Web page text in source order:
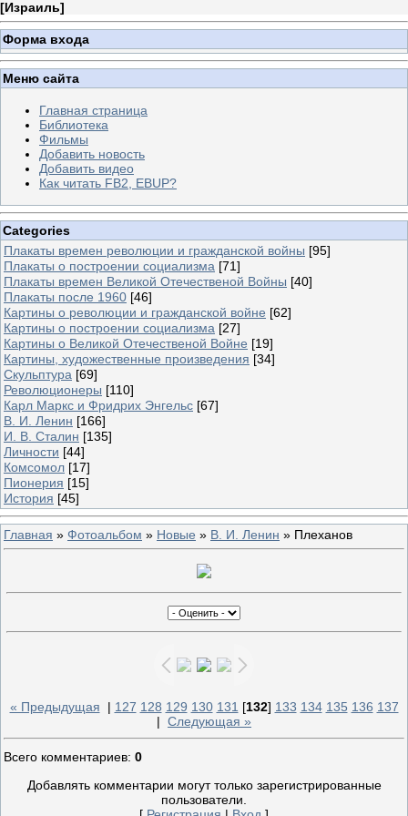
[Израиль]
Форма входа
Меню сайта
Главная страница
Библиотека
Фильмы
Добавить новость
Добавить видео
Как читать FB2, EBUP?
Categories
Плакаты времен революции и гражданской войны [95]
Плакаты о построении социализма [71]
Плакаты времен Великой Отечественой Войны [40]
Плакаты после 1960 [46]
Картины о революции и гражданской войне [62]
Картины о построении социализма [27]
Картины о Великой Отечественой Войне [19]
Картины, художественные произведения [34]
Скульптура [69]
Революционеры [110]
Карл Маркс и Фридрих Энгельс [67]
В. И. Ленин [166]
И. В. Сталин [135]
Личности [44]
Комсомол [17]
Пионерия [15]
История [45]
Главная » Фотоальбом » Новые » В. И. Ленин » Плеханов
« Предыдущая | 127 128 129 130 131 [132] 133 134 135 136 137
| Следующая »
Всего комментариев: 0
Добавлять комментарии могут только зарегистрированные
пользователи.